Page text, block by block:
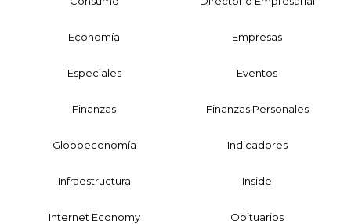
Economía Empresas
Especiales Eventos
Finanzas Finanzas Personales
Globoeconomía Indicadores
Infraestructura Inside
Internet Economy Obituarios